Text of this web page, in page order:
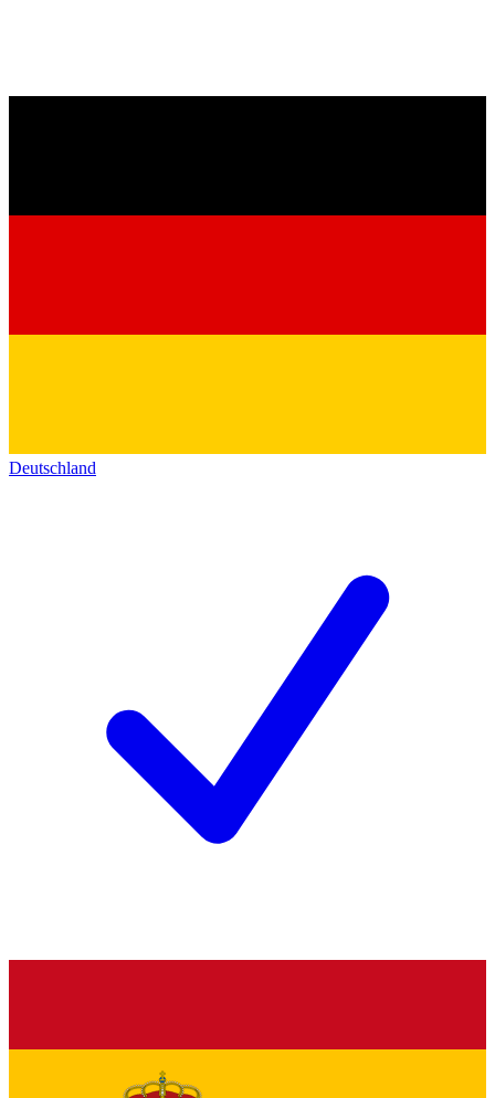
Deutschland